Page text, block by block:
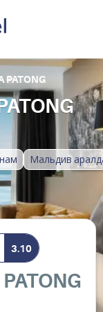
Мальдив
PATONG
3.10